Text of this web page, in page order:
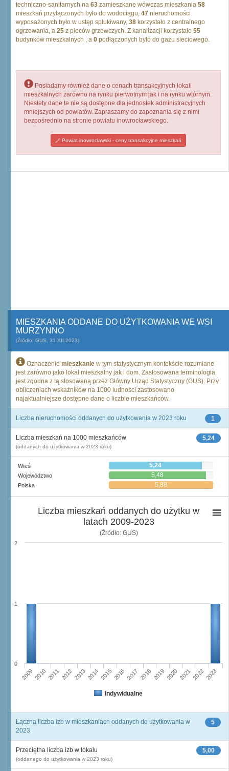
techniczno-sanitarnych na 63 zamieszkane wówczas mieszkania 58
mieszkań przyłączonych było do wodociągu, 47 nieruchomości
wyposażonych było w ustęp spłukiwany, 38 korzystało z centralnego
ogrzewania, a 25 z pieców grzewczych. Z kanalizacji korzystało 55
budynków mieszkalnych , a 0 podłączonych było do gazu sieciowego.
Posiadamy również dane o cenach transakcyjnych lokali
mieszkalnych zarówno na rynku pierwotnym jak i na rynku wtórnym.
Niestety dane te nie są dostępne dla jednostek administracyjnych
mniejszych od powiatów. Zapraszamy do zapoznania się z nimi
bezpośrednio na stronie powiatu inowrocławskiego.
Powiat inowrocławski - ceny transakcyjne mieszkań
MIESZKANIA ODDANE DO UŻYTKOWANIA WE WSI
MURZYNNO
(Źródło: GUS, 31.XII.2023)
Oznaczenie mieszkanie w tym statystycznym kontekście rozumiane
jest zarówno jako lokal mieszkalny jak i dom. Zastosowana terminologia
jest zgodna z tą stosowaną przez Główny Urząd Statystyczny (GUS). Przy
obliczeniach wskaźników na 1000 ludności zastosowano
najaktualniejsze dostępne dane o liczbie mieszkańców.
1
Liczba nieruchomości oddanych do użytkowania w 2023 roku
5,24
Liczba mieszkań na 1000 mieszkańców
(oddanych do użytkowania w 2023 roku)
Wieś 5,24
Województwo 5,48
Polska 5,88
Liczba mieszkań oddanych do użytku w
latach 2009-2023
(Źródło: GUS)
Indywidualne
2009 2010 201120122013 2014 2015 2016 2017 2018 2019 2020 202120222023
0
1
2
5
Łączna liczba izb w mieszkaniach oddanych do użytkowania w
2023
5,00
Przeciętna liczba izb w lokalu
(oddanego do użytkowania w 2023 roku)